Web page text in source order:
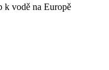
k vodě na Europě